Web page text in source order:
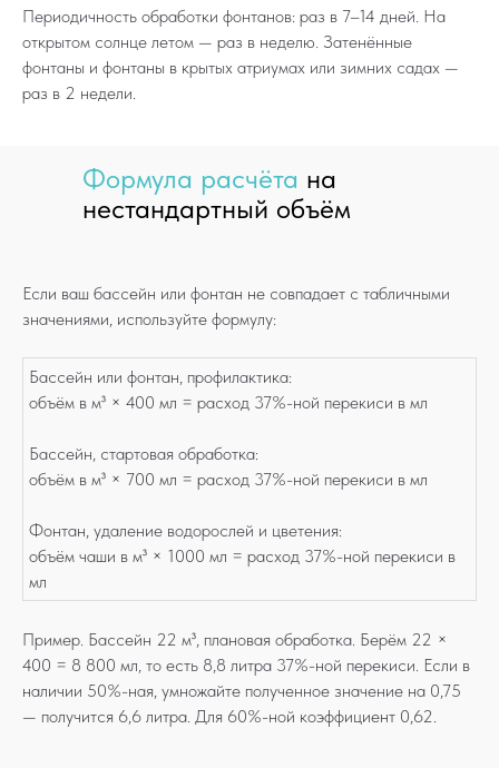
Периодичность обработки фонтанов: раз в 7–14 дней. На
открытом солнце летом — раз в неделю. Затенённые
фонтаны и фонтаны в крытых атриумах или зимних садах —
раз в 2 недели.
Формула расчёта на
нестандартный объём
Если ваш бассейн или фонтан не совпадает с табличными
значениями, используйте формулу:
Бассейн или фонтан, профилактика:
объём в м³ × 400 мл = расход 37%-ной перекиси в мл
Бассейн, стартовая обработка:
объём в м³ × 700 мл = расход 37%-ной перекиси в мл
Фонтан, удаление водорослей и цветения:
объём чаши в м³ × 1000 мл = расход 37%-ной перекиси в
мл
Пример. Бассейн 22 м³, плановая обработка. Берём 22 ×
400 = 8 800 мл, то есть 8,8 литра 37%-ной перекиси. Если в
наличии 50%-ная, умножайте полученное значение на 0,75
— получится 6,6 литра. Для 60%-ной коэффициент 0,62.